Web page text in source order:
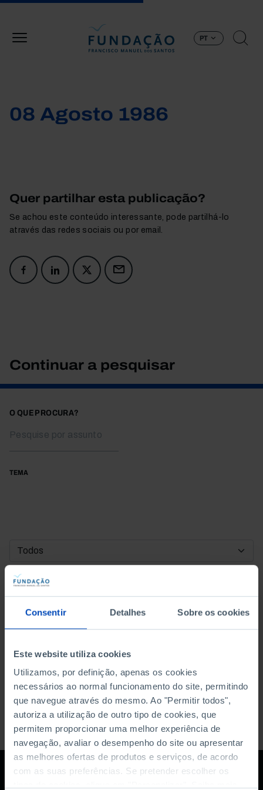
Consentir Detalhes Sobre os cookies
Este website utiliza cookies
Utilizamos, por definição, apenas os cookies
necessários ao normal funcionamento do site, permitindo
que navegue através do mesmo. Ao "Permitir todos",
autoriza a utilização de outro tipo de cookies, que
permitem proporcionar uma melhor experiência de
navegação, avaliar o desempenho do site ou apresentar
as melhores ofertas de produtos e serviços, de acordo
com as suas preferências. Se pretender escolher os
PT
08 Agosto 1986
Quer partilhar esta publicação?
Se achou este conteúdo interessante, pode partilhá-lo
através das redes sociais ou por email.
Continuar a pesquisar
O QUE PROCURA?
TEMA
DATA DE INÍCIO
DATA DE FIM